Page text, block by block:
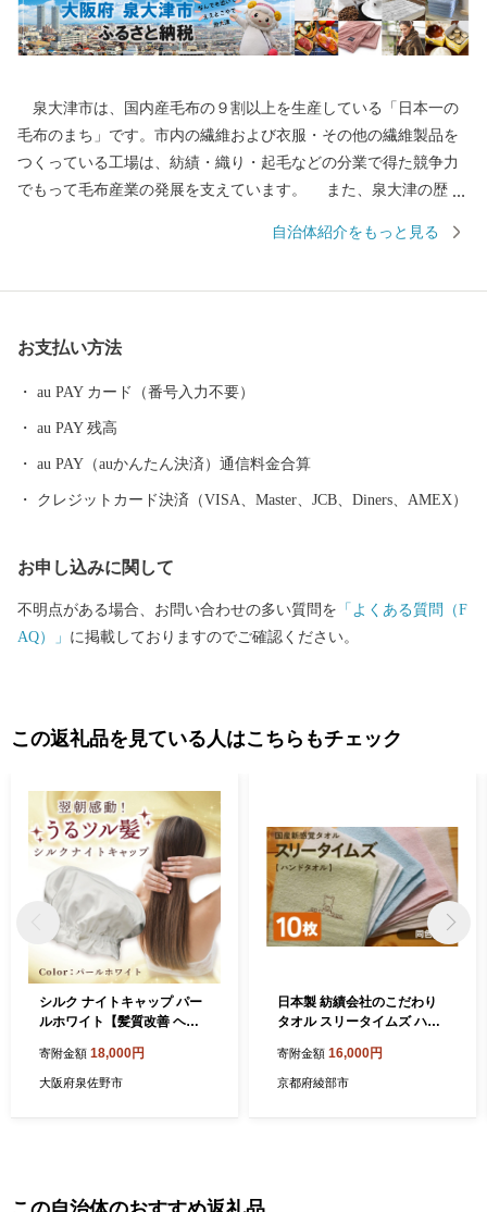
泉大津市は、国内産毛布の９割以上を生産している「日本一の
毛布のまち」です。市内の繊維および衣服・その他の繊維製品を
つくっている工場は、紡績・織り・起毛などの分業で得た競争力
でもって毛布産業の発展を支えています。 また、泉大津の歴史
ていました。交通の要として人の往来も多く、随筆や紀行の中に
市、南部は大津川を境として泉北郡忠岡町と隣接しています。西
自治体紹介をもっと見る
お支払い方法
au PAY カード（番号入力不要）
au PAY 残高
au PAY（auかんたん決済）通信料金合算
クレジットカード決済（VISA、Master、JCB、Diners、AMEX）
お申し込みに関して
不明点がある場合、お問い合わせの多い質問を 「よくある質問（F
AQ）」 に掲載しておりますのでご確認ください。
この返礼品を見ている人はこちらもチェック
シルク ナイトキャップ パー
ルホワイト【髪質改善 ヘア
ース 美容 美髪】 099H3371
寄附金額 18,000円
大阪府泉佐野市
日本製 紡績会社のこだわり
タオル スリータイムズ ハン
/ タオル 日本製 ギフト 綾部
市 / 綾部紡績株式会社［BSB
寄附金額 16,000円
京都府綾部市